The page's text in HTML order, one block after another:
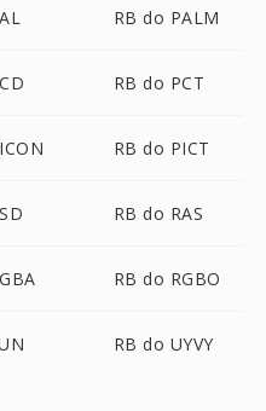
RB do PALM
RB do PCT
RB do PICT
RB do RAS
RB do RGBO
RB do UYVY